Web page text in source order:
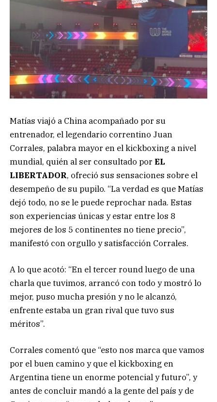
Matías viajó a China acompañado por su
entrenador, el legendario correntino Juan
Corrales, palabra mayor en el kickboxing a nivel
mundial, quién al ser consultado por EL
LIBERTADOR, ofreció sus sensaciones sobre el
desempeño de su pupilo. “La verdad es que Matías
dejó todo, no se le puede reprochar nada. Estas
son experiencias únicas y estar entre los 8
mejores de los 5 continentes no tiene precio”,
manifestó con orgullo y satisfacción Corrales.
A lo que acotó: “En el tercer round luego de una
charla que tuvimos, arrancó con todo y mostró lo
mejor, puso mucha presión y no le alcanzó,
enfrente estaba un gran rival que tuvo sus
méritos”.
Corrales comentó que “esto nos marca que vamos
por el buen camino y que el kickboxing en
Argentina tiene un enorme potencial y futuro”, y
antes de concluir mandó a la gente del país y de